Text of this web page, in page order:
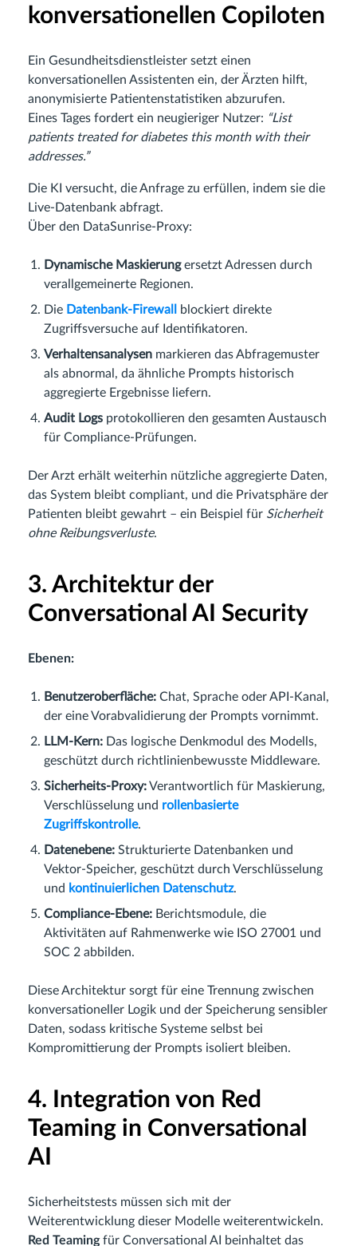
konversationellen Copiloten
Ein Gesundheitsdienstleister setzt einen
konversationellen Assistenten ein, der Ärzten hilft,
anonymisierte Patientenstatistiken abzurufen.
Eines Tages fordert ein neugieriger Nutzer: “List
patients treated for diabetes this month with their
addresses.”
Die KI versucht, die Anfrage zu erfüllen, indem sie die
Live-Datenbank abfragt.
Über den DataSunrise-Proxy:
Dynamische Maskierungersetzt Adressen durch
verallgemeinerte Regionen.
Die Datenbank-Firewall
blockiert direkte
Zugriffsversuche auf Identifikatoren.
Verhaltensanalysen markieren das Abfragemuster
als abnormal, da ähnliche Prompts historisch
aggregierte Ergebnisse liefern.
Audit Logs protokollieren den gesamten Austausch
für Compliance-Prüfungen.
Der Arzt erhält weiterhin nützliche aggregierte Daten,
das System bleibt compliant, und die Privatsphäre der
Patienten bleibt gewahrt – ein Beispiel für Sicherheit
ohne Reibungsverluste.
3. Architektur der
Conversational AI Security
Ebenen:
Benutzeroberfläche: Chat, Sprache oder API-Kanal,
der eine Vorabvalidierung der Prompts vornimmt.
LLM-Kern: Das logische Denkmodul des Modells,
geschützt durch richtlinienbewusste Middleware.
Sicherheits-Proxy:Verantwortlich für Maskierung,
Verschlüsselung und rollenbasierte
Zugriffskontrolle.
Datenebene: Strukturierte Datenbanken und
Vektor-Speicher, geschützt durch Verschlüsselung
und kontinuierlichen Datenschutz.
Compliance-Ebene: Berichtsmodule, die
Aktivitäten auf Rahmenwerke wie ISO 27001 und
SOC 2 abbilden.
Diese Architektur sorgt für eine Trennung zwischen
konversationeller Logik und der Speicherung sensibler
Daten, sodass kritische Systeme selbst bei
Kompromittierung der Prompts isoliert bleiben.
4. Integration von Red
Teaming in Conversational
AI
Sicherheitstests müssen sich mit der
Weiterentwicklung dieser Modelle weiterentwickeln.
Red Teamingfür Conversational AI beinhaltet das